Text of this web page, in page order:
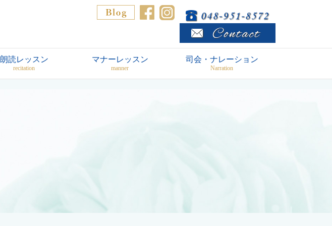
朗読レッスン
recitation
マナーレッスン
manner
司会・ナレーション
Narration